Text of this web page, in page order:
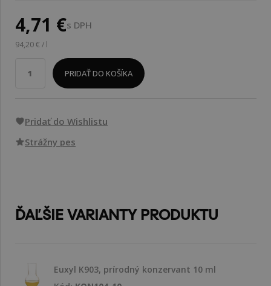
4,71 €s DPH
94,20 € / l
PRIDAŤ DO KOŠÍKA
Pridať do Wishlistu
Strážny pes
ĎAĽŠIE VARIANTY PRODUKTU
Euxyl K903, prírodný konzervant 10 ml